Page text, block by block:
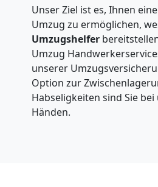
Unser Ziel ist es, Ihnen
Umzug zu ermöglichen,
Umzugshelfer
Umzug
unserer
Option zur
Habseligkeiten sind Sie
Händen.